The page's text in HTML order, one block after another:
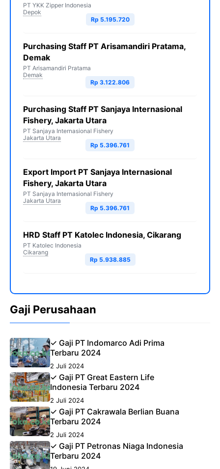
PT YKK Zipper Indonesia
Depok
Rp 5.195.720
Purchasing Staff PT Arisamandiri Pratama,
Demak
PT Arisamandiri Pratama
Demak
Rp 3.122.806
Purchasing Staff PT Sanjaya Internasional
Fishery, Jakarta Utara
PT Sanjaya Internasional Fishery
Jakarta Utara
Rp 5.396.761
Export Import PT Sanjaya Internasional
Fishery, Jakarta Utara
PT Sanjaya Internasional Fishery
Jakarta Utara
Rp 5.396.761
HRD Staff PT Katolec Indonesia, Cikarang
PT Katolec Indonesia
Cikarang
Rp 5.938.885
Gaji Perusahaan
✓ Gaji PT Indomarco Adi Prima
Terbaru 2024
2 Juli 2024
✓ Gaji PT Great Eastern Life
Indonesia Terbaru 2024
2 Juli 2024
✓ Gaji PT Cakrawala Berlian Buana
Terbaru 2024
2 Juli 2024
✓ Gaji PT Petronas Niaga Indonesia
Terbaru 2024